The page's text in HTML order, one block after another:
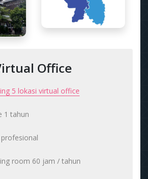
Office
5 lokasi virtual office
1 tahun
room 60 jam / tahun